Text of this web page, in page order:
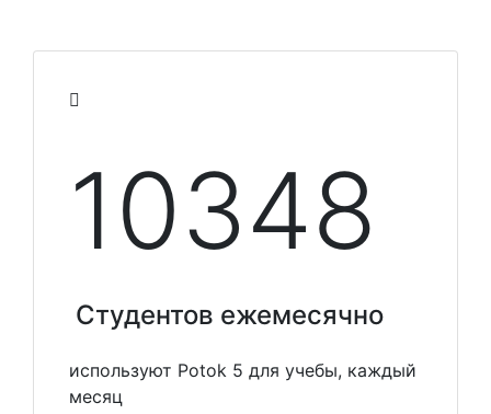
10348
Студентов ежемесячно
используют Potok 5 для учебы, каждый
месяц